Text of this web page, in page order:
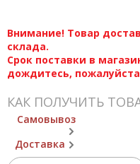
Внимание! Товар
склада.
Срок поставки в
дождитесь,
КАК ПОЛУЧИТЬ
Самовывоз
Доставка